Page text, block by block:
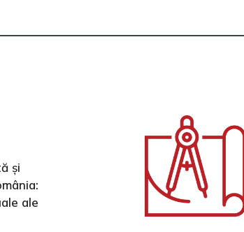
și
ale